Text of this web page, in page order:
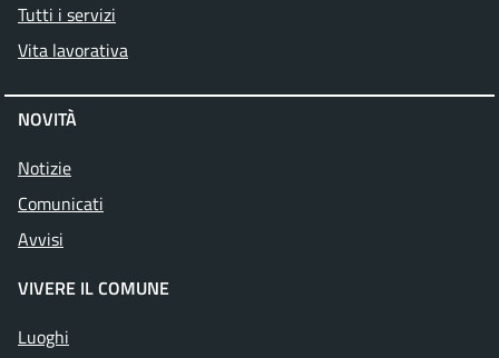
Tutti i servizi
Vita lavorativa
NOVITÀ
Notizie
Comunicati
Avvisi
VIVERE IL COMUNE
Luoghi